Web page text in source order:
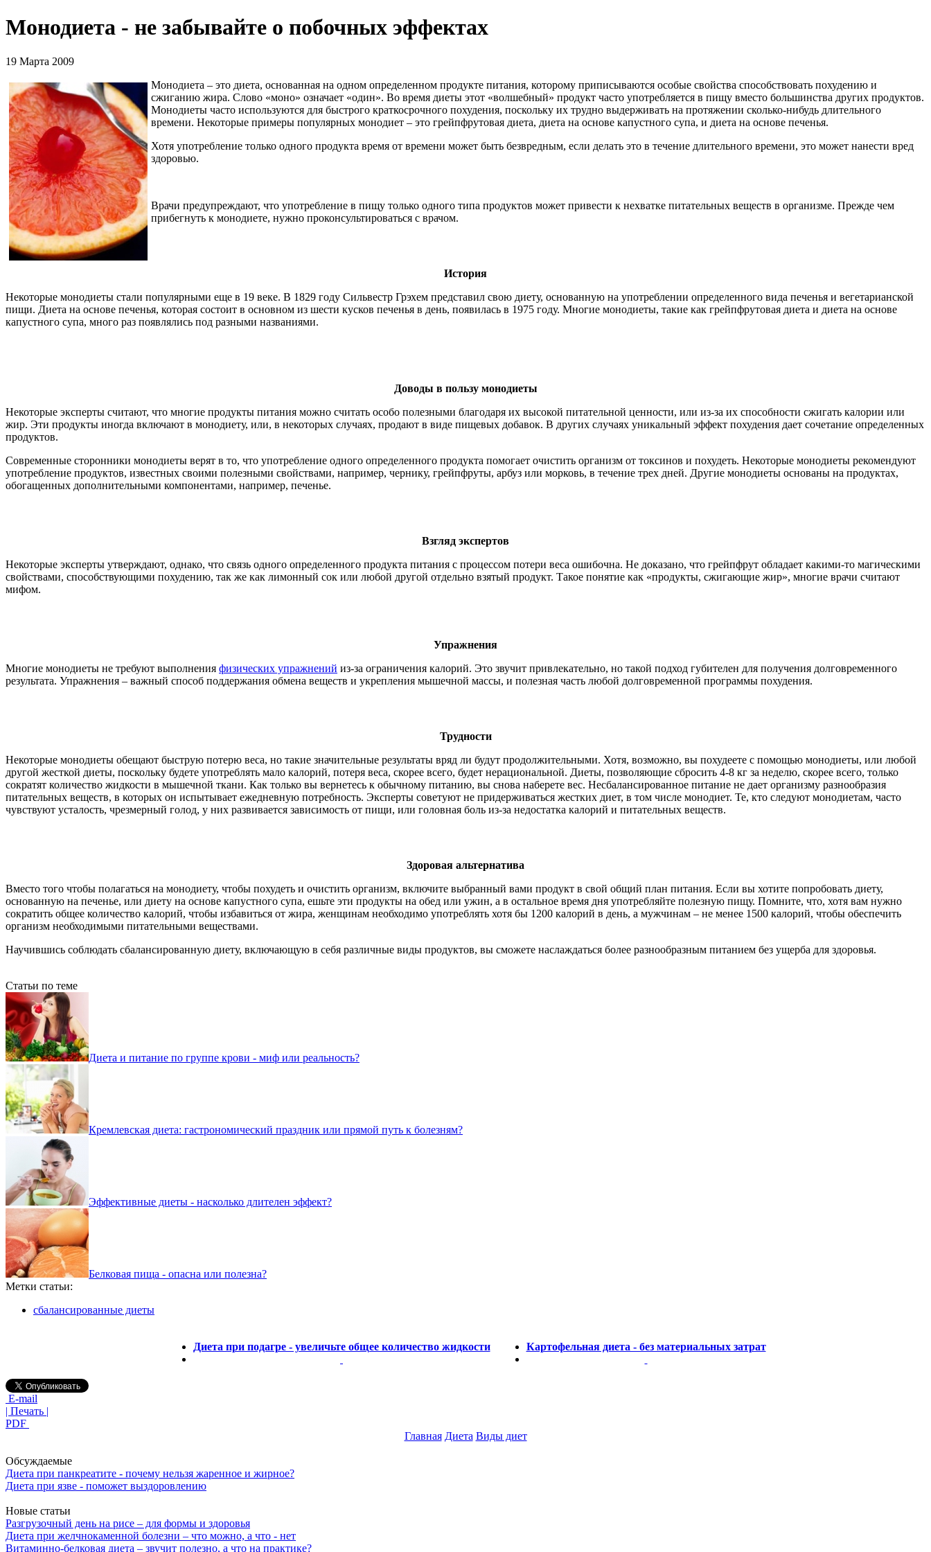
Монодиета - не забывайте о побочных эффектах
19 Марта 2009
Монодиета – это диета, основанная на одном определенном продукте питания, которому приписываются особые свойства способствовать похудению и
сжиганию жира. Слово «моно» означает «один». Во время диеты этот «волшебный» продукт часто употребляется в пищу вместо большинства других продуктов.
Монодиеты часто используются для быстрого краткосрочного похудения, поскольку их трудно выдерживать на протяжении сколько-нибудь длительного
времени. Некоторые примеры популярных монодиет – это грейпфрутовая диета, диета на основе капустного супа, и диета на основе печенья.
Хотя употребление только одного продукта время от времени может быть безвредным, если делать это в течение длительного времени, это может нанести вред
здоровью.
Врачи предупреждают, что употребление в пищу только одного типа продуктов может привести к нехватке питательных веществ в организме. Прежде чем
прибегнуть к монодиете, нужно проконсультироваться с врачом.
История
Некоторые монодиеты стали популярными еще в 19 веке. В 1829 году Сильвестр Грэхем представил свою диету, основанную на употреблении определенного вида печенья и вегетарианской
пищи. Диета на основе печенья, которая состоит в основном из шести кусков печенья в день, появилась в 1975 году. Многие монодиеты, такие как грейпфрутовая диета и диета на основе
капустного супа, много раз появлялись под разными названиями.
Доводы в пользу монодиеты
Некоторые эксперты считают, что многие продукты питания можно считать особо полезными благодаря их высокой питательной ценности, или из-за их способности сжигать калории или
жир. Эти продукты иногда включают в монодиету, или, в некоторых случаях, продают в виде пищевых добавок. В других случаях уникальный эффект похудения дает сочетание определенных
продуктов.
Современные сторонники монодиеты верят в то, что употребление одного определенного продукта помогает очистить организм от токсинов и похудеть. Некоторые монодиеты рекомендуют
употребление продуктов, известных своими полезными свойствами, например, чернику, грейпфруты, арбуз или морковь, в течение трех дней. Другие монодиеты основаны на продуктах,
обогащенных дополнительными компонентами, например, печенье.
Взгляд экспертов
Некоторые эксперты утверждают, однако, что связь одного определенного продукта питания с процессом потери веса ошибочна. Не доказано, что грейпфрут обладает какими-то магическими
свойствами, способствующими похудению, так же как лимонный сок или любой другой отдельно взятый продукт. Такое понятие как «продукты, сжигающие жир», многие врачи считают
мифом.
Упражнения
Многие монодиеты не требуют выполнения физических упражнений из-за ограничения калорий. Это звучит привлекательно, но такой подход губителен для получения долговременного
результата. Упражнения – важный способ поддержания обмена веществ и укрепления мышечной массы, и полезная часть любой долговременной программы похудения.
Трудности
Некоторые монодиеты обещают быструю потерю веса, но такие значительные результаты вряд ли будут продолжительными. Хотя, возможно, вы похудеете с помощью монодиеты, или любой
другой жесткой диеты, поскольку будете употреблять мало калорий, потеря веса, скорее всего, будет нерациональной. Диеты, позволяющие сбросить 4-8 кг за неделю, скорее всего, только
сократят количество жидкости в мышечной ткани. Как только вы вернетесь к обычному питанию, вы снова наберете вес. Несбалансированное питание не дает организму разнообразия
питательных веществ, в которых он испытывает ежедневную потребность. Эксперты советуют не придерживаться жестких диет, в том числе монодиет. Те, кто следуют монодиетам, часто
чувствуют усталость, чрезмерный голод, у них развивается зависимость от пищи, или головная боль из-за недостатка калорий и питательных веществ.
Здоровая альтернатива
Вместо того чтобы полагаться на монодиету, чтобы похудеть и очистить организм, включите выбранный вами продукт в свой общий план питания. Если вы хотите попробовать диету,
основанную на печенье, или диету на основе капустного супа, ешьте эти продукты на обед или ужин, а в остальное время дня употребляйте полезную пищу. Помните, что, хотя вам нужно
сократить общее количество калорий, чтобы избавиться от жира, женщинам необходимо употреблять хотя бы 1200 калорий в день, а мужчинам – не менее 1500 калорий, чтобы обеспечить
организм необходимыми питательными веществами.
Научившись соблюдать сбалансированную диету, включающую в себя различные виды продуктов, вы сможете наслаждаться более разнообразным питанием без ущерба для здоровья.
Статьи по теме
Диета и питание по группе крови - миф или реальность?
Кремлевская диета: гастрономический праздник или прямой путь к болезням?
Эффективные диеты - насколько длителен эффект?
Белковая пища - опасна или полезна?
Метки статьи:
сбалансированные диеты
Диета при подагре - увеличьте общее количество жидкости Картофельная диета - без материальных затрат
E-mail
| Печать |
PDF
Главная Диета Виды диет
Обсуждаемые
Диета при панкреатите - почему нельзя жаренное и жирное?
Диета при язве - поможет выздоровлению
Новые статьи
Разгрузочный день на рисе – для формы и здоровья
Диета при желчнокаменной болезни – что можно, а что - нет
Витаминно-белковая диета – звучит полезно, а что на практике?